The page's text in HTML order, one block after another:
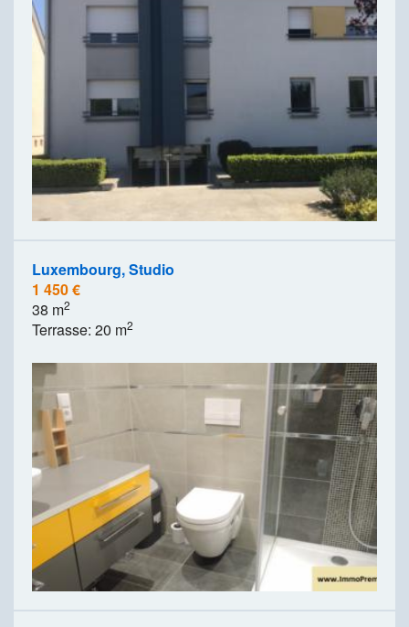
Luxembourg, Studio
1 450 €
38 m2
Terrasse: 20 m2